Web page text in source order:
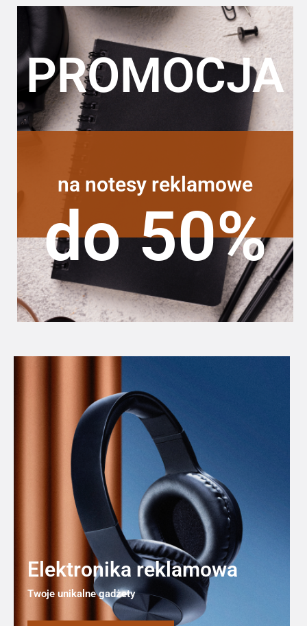
PROMOCJA
na notesy reklamowe
do 50%
Elektronika reklamowa
Twoje unikalne gadżety